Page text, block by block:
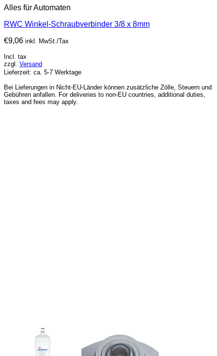
Alles für Automaten
RWC Winkel-Schraubverbinder 3/8 x 8mm
€9,06 inkl. MwSt./Tax
Incl. tax
zzgl. Versand
Lieferzeit: ca. 5-7 Werktage
Bei Lieferungen in Nicht-EU-Länder können zusätzliche Zölle, Steuern und
Gebühren anfallen. For deliveries to non-EU countries, additional duties,
taxes and fees may apply.